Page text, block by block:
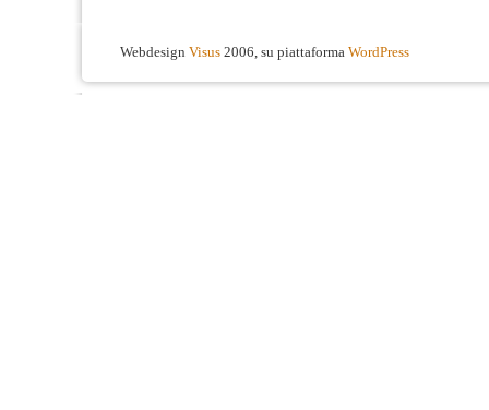
Webdesign Visus 2006, su piattaforma WordPress